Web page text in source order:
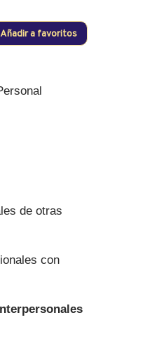
Añadir a favoritos
de otras
con